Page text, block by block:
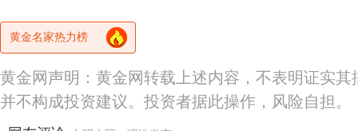
黄金名家热力榜
黄金网声明：黄金网转载上述内容，不表明证实
并不构成投资建议。投资者据此操作，风险自担。